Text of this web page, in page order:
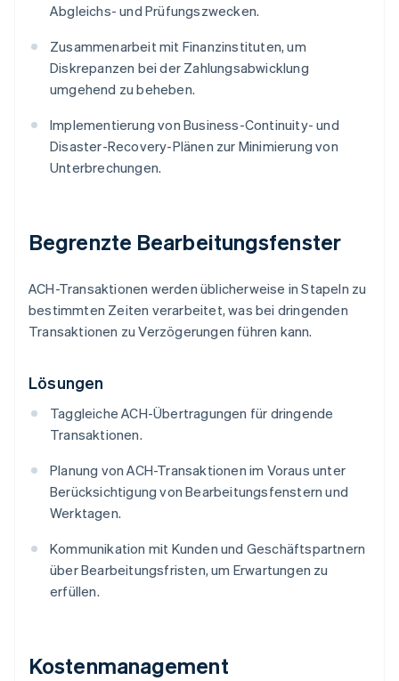
Abgleichs- und Prüfungszwecken.
Zusammenarbeit mit Finanzinstituten, um
Diskrepanzen bei der Zahlungsabwicklung
umgehend zu beheben.
Implementierung von Business-Continuity- und
Disaster-Recovery-Plänen zur Minimierung von
Unterbrechungen.
Begrenzte Bearbeitungsfenster
ACH-Transaktionen werden üblicherweise in Stapeln zu
bestimmten Zeiten verarbeitet, was bei dringenden
Transaktionen zu Verzögerungen führen kann.
Lösungen
Taggleiche ACH-Übertragungen für dringende
Transaktionen.
Planung von ACH-Transaktionen im Voraus unter
Berücksichtigung von Bearbeitungsfenstern und
Werktagen.
Kommunikation mit Kunden und Geschäftspartnern
über Bearbeitungsfristen, um Erwartungen zu
erfüllen.
Kostenmanagement